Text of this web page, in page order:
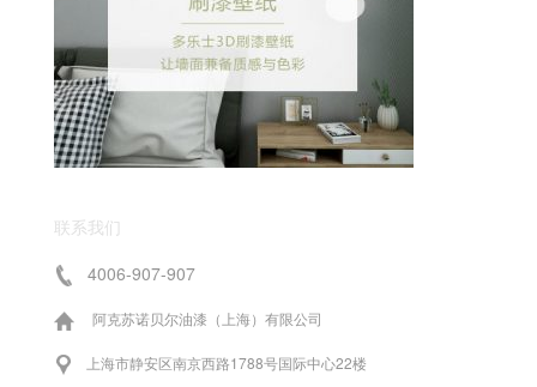
联系我们
4006-907-907
阿克苏诺贝尔油漆（上海）有限公司
上海市静安区南京西路1788号国际中心22楼